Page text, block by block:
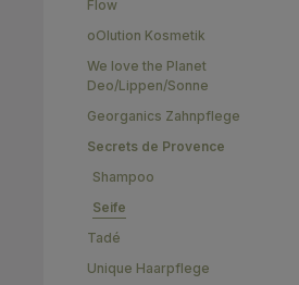
Flow
oOlution Kosmetik
We love the Planet
Deo/Lippen/Sonne
Georganics Zahnpflege
Secrets de Provence
Shampoo
Seife
Tadé
Unique Haarpflege